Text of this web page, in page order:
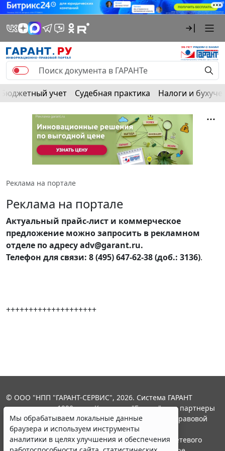
Бюджетный учет Судебная практика Налоги и
Реклама на портале
Реклама на портале
Актуальный прайс-лист и коммерческое
предложение можно запросить в рекламном
отделе по адресу adv@garant.ru.
Телефон для связи: 8 (495) 647-62-38 (доб.: 3136).
++++++++++++++++++++
Мы обрабатываем локальные данные
браузера и используем инструменты
аналитики в целях улучшения и обеспечения
© ООО "НПП "ГАРАНТ-СЕРВИС", 2026. Система ГАРАНТ
выпускается с 1990 года. Компания "Гарант" и ее партнеры
являются участниками Российской ассоциации правовой
информации ГАРАНТ.
Портал ГАРАНТ.РУ зарегистрирован в качестве сетевого